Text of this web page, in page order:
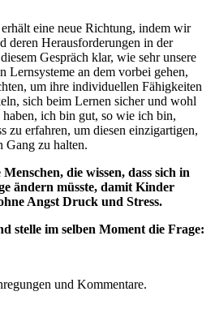
eine neue Richtung, indem wir
deren Herausforderungen in der
Gespräch klar, wie sehr unsere
Lernsysteme an dem vorbei gehen,
um ihre individuellen Fähigkeiten
sich beim Lernen sicher und wohl
ich bin gut, so wie ich bin,
zu erfahren, um diesen einzigartigen,
Gang zu halten.
die wissen, dass sich in
ändern müsste, damit Kinder
Angst Druck und Stress.
stelle im selben Moment die Frage:
und Kommentare.